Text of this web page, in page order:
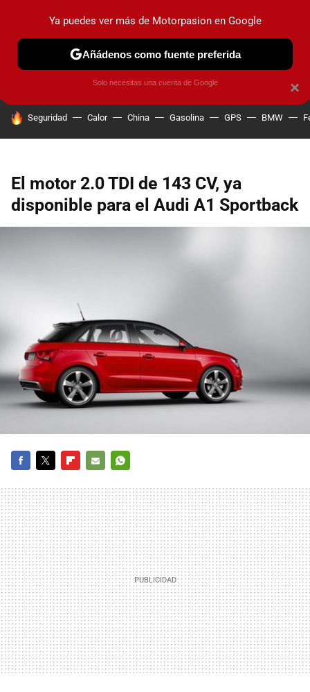
PRUEBAS COCHES ELÉCTRICOS OBSERVATORIO
HOY SE HABLA DE
Seguridad Calor China Gasolina GPS BMW
El motor 2.0 TDI de 143 CV, ya
disponible para el Audi A1 Sportback
MAIL
×
Ya puedes ver más de Motorpasion en Google
Añádenos como fuente preferida
Solo necesitas una cuenta de Google